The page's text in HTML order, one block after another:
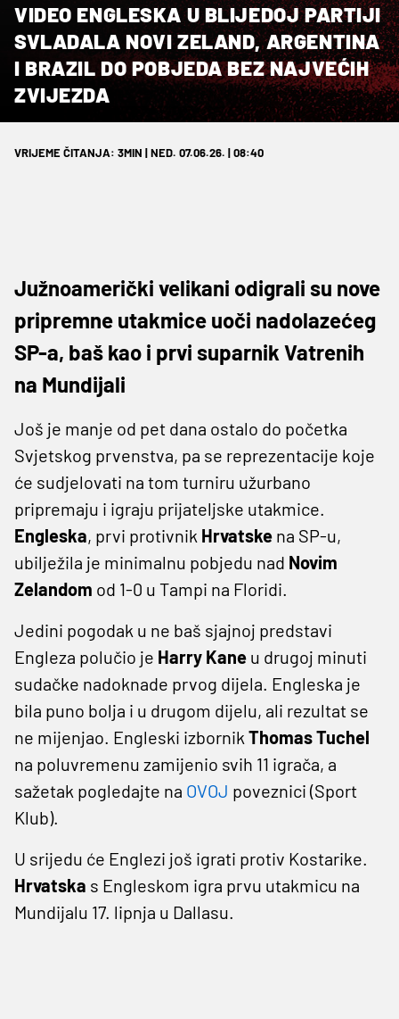
VIDEO ENGLESKA U BLIJEDOJ PARTIJI
SVLADALA NOVI ZELAND, ARGENTINA
I BRAZIL DO POBJEDA BEZ NAJVEĆIH
ZVIJEZDA
VRIJEME ČITANJA: 3MIN | NED. 07.06.26. | 08:40
Južnoamerički velikani odigrali su nove
pripremne utakmice uoči nadolazećeg
SP-a, baš kao i prvi suparnik Vatrenih
na Mundijali
Još je manje od pet dana ostalo do početka
Svjetskog prvenstva, pa se reprezentacije koje
će sudjelovati na tom turniru užurbano
pripremaju i igraju prijateljske utakmice.
Engleska, prvi protivnik Hrvatske na SP-u,
ubilježila je minimalnu pobjedu nad Novim
Zelandom od 1-0 u Tampi na Floridi.
Jedini pogodak u ne baš sjajnoj predstavi
Engleza polučio je Harry Kane u drugoj minuti
sudačke nadoknade prvog dijela. Engleska je
bila puno bolja i u drugom dijelu, ali rezultat se
ne mijenjao. Engleski izbornik Thomas Tuchel
na poluvremenu zamijenio svih 11 igrača, a
sažetak pogledajte na OVOJ poveznici (Sport
Klub).
U srijedu će Englezi još igrati protiv Kostarike.
Hrvatska s Engleskom igra prvu utakmicu na
Mundijalu 17. lipnja u Dallasu.